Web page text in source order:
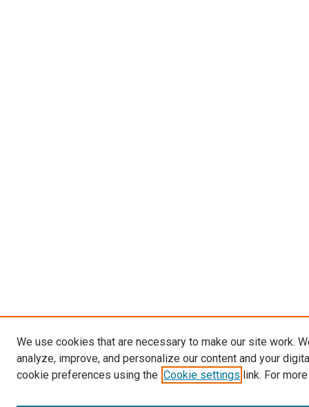
We use cookies that are necessary to make our site work.
analyze, improve, and personalize our content and your
cookie preferences using the Cookie settings link. For